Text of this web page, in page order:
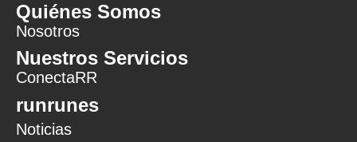
Quiénes Somos
Nosotros
Nuestros Servicios
ConectaRR
runrunes
Noticias